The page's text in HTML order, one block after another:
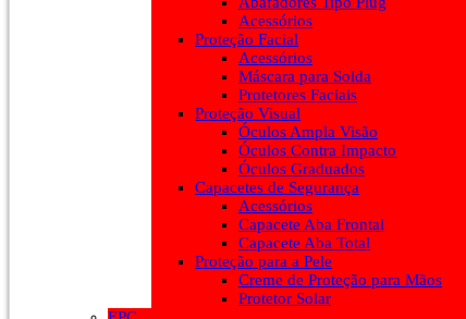
Acessórios
Proteção Facial
Acessórios
Máscara para Solda
Protetores Faciais
Proteção Visual
Óculos Ampla Visão
Óculos Contra Impacto
Óculos Graduados
Capacetes de Segurança
Acessórios
Capacete Aba Frontal
Capacete Aba Total
Proteção para a Pele
Creme de Proteção para Mãos
Protetor Solar